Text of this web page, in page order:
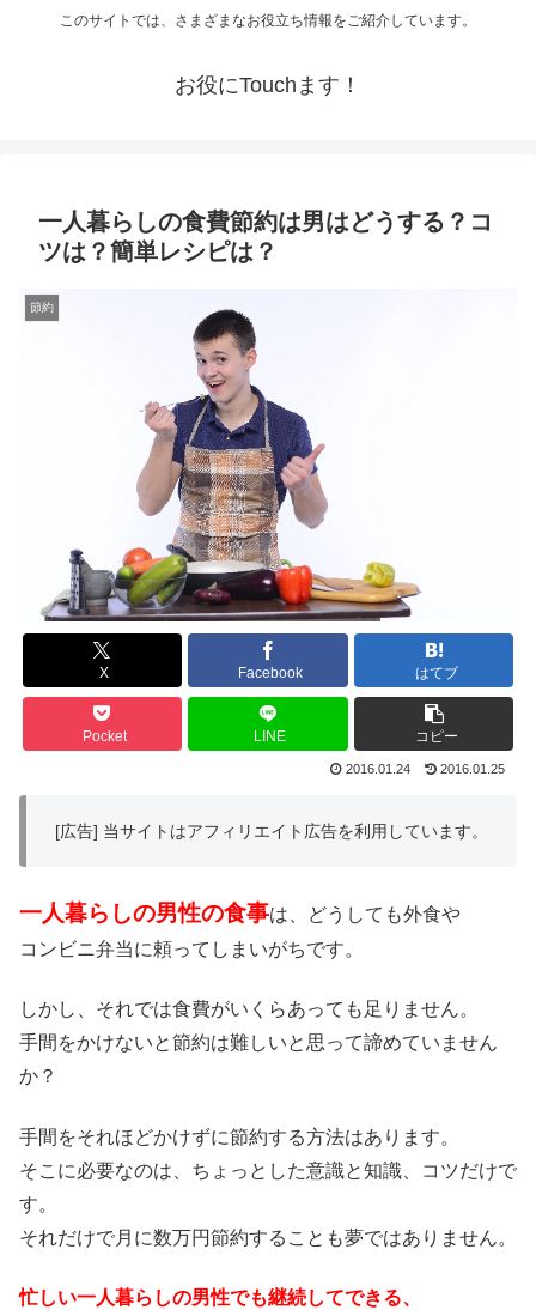
このサイトでは、さまざまなお役立ち情報をご紹介しています。
お役にTouchます！
一人暮らしの食費節約は男はどうする？コ
ツは？簡単レシピは？
節約
X Facebook はてブ
Pocket LINE コピー
2016.01.24 2016.01.25
[広告] 当サイトはアフィリエイト広告を利用しています。
一人暮らしの男性の食事は、どうしても外食や
コンビニ弁当に頼ってしまいがちです。
しかし、それでは食費がいくらあっても足りません。
手間をかけないと節約は難しいと思って諦めていません
か？
手間をそれほどかけずに節約する方法はあります。
そこに必要なのは、ちょっとした意識と知識、コツだけで
す。
それだけで月に数万円節約することも夢ではありません。
忙しい一人暮らしの男性でも継続してできる、